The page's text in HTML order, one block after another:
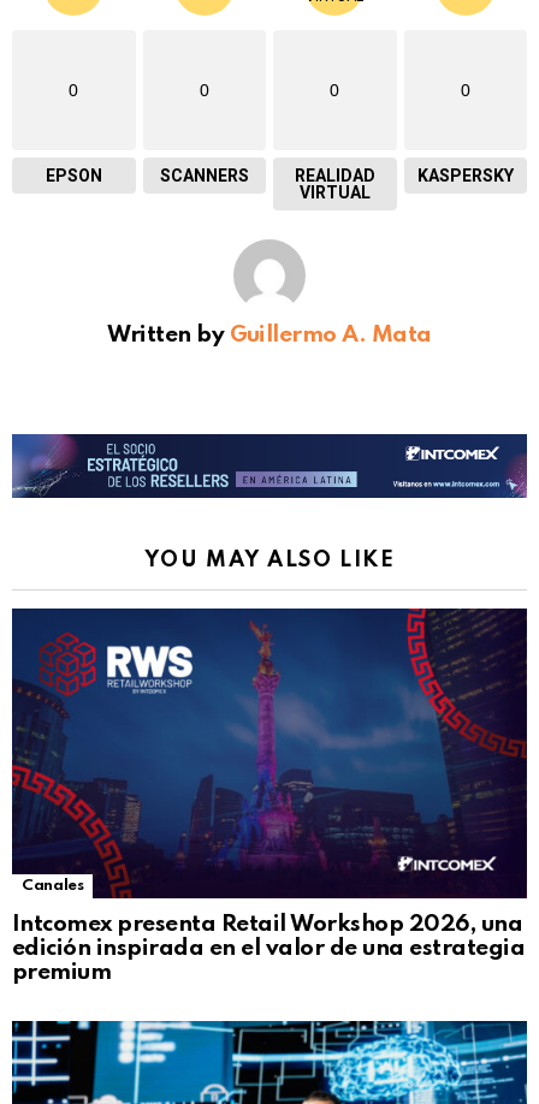
0
EPSON
0
SCANNERS
0
REALIDAD
VIRTUAL
0
KASPERSKY
Written by Guillermo A. Mata
YOU MAY ALSO LIKE
Canales
Intcomex presenta Retail Workshop 2026, una
edición inspirada en el valor de una estrategia
premium